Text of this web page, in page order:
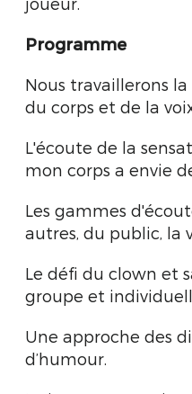
Programme
Nous travaillerons
du corps et de la
L'écoute de la
mon corps a envie
Les gammes
autres, du public, la
Le défi du clown et
groupe et
Une approche des
d’humour.